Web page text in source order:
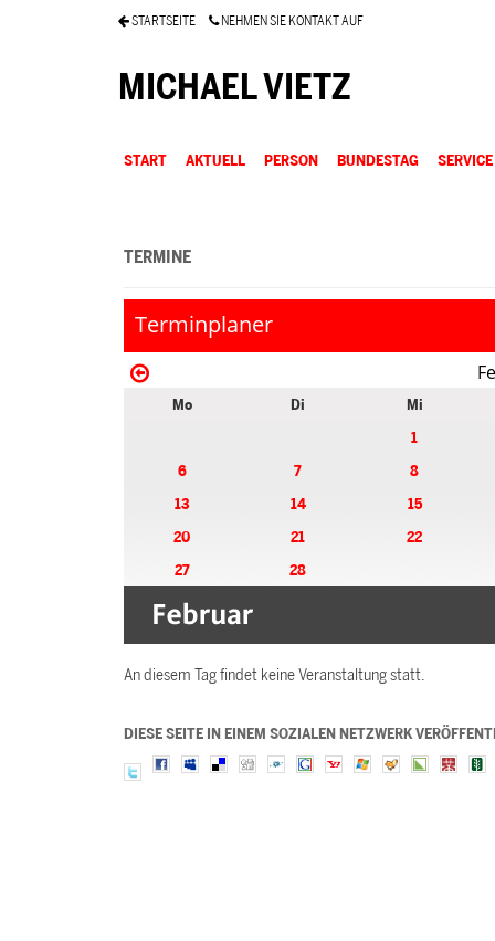
STARTSEITE NEHMEN SIE KONTAKT AUF
MICHAEL VIETZ
START AKTUELL PERSON BUNDESTAG SERVICE
TERMINE
Terminplaner
Mo Di Mi
1
6
7 8
13
14 15
20
21 22
27
28
An diesem Tag findet keine Veranstaltung statt.
DIESE SEITE IN EINEM SOZIALEN NETZWERK